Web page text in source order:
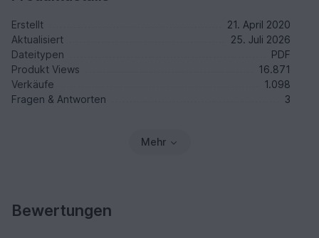
Erstellt
21. April 2020
Aktualisiert
25. Juli 2026
Dateitypen
PDF
Produkt Views
16.871
Verkäufe
1.098
Fragen & Antworten
3
Mehr
Bewertungen